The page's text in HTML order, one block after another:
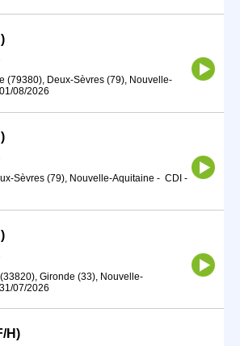
(79380), Deux-Sèvres (79), Nouvelle-
01/08/2026
Sèvres (79), Nouvelle-Aquitaine - CDI -
Gironde (33), Nouvelle-
31/07/2026
H)